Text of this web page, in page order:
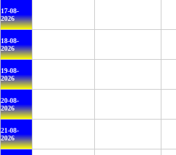
17-08-
2026
18-08-
2026
19-08-
2026
20-08-
2026
21-08-
2026